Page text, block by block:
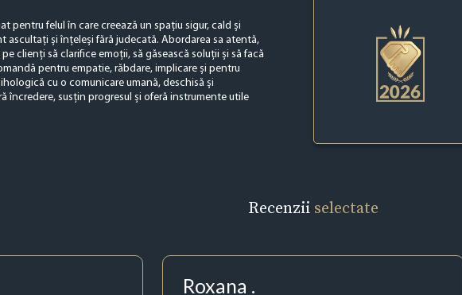
pentru felul în care creează un spațiu sigur, cald și
ascultați și înțeleși fără judecată. Abordarea sa atentă,
clienți să clarifice emoții, să găsească soluții și să facă
pentru empatie, răbdare, implicare și pentru
cu o comunicare umană, deschisă și
încredere, susțin progresul și oferă instrumente utile
Recenzii selectate
Roxana .